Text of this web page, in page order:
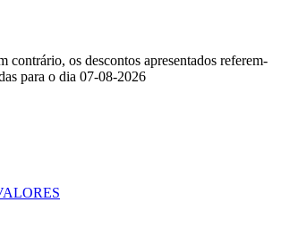
contrário, os descontos apresentados referem-
para o dia 07-08-2026